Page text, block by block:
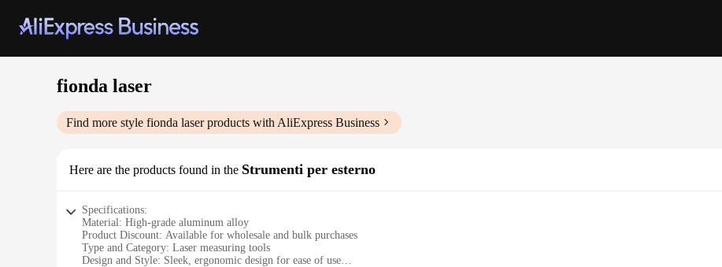
fionda laser
Find more style fionda laserproducts with AliExpress Business
Here are the products found in the Strumenti per esterno
Specifications:
Material: High-grade aluminum alloy
Product Discount: Available for wholesale and bulk purchases
Type and Category: Laser measuring tools
Design and Style: Sleek, ergonomic design for ease of use